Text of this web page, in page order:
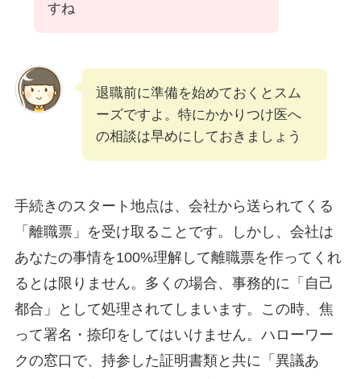
すね
退職前に準備を始めておくとスム
ーズですよ。特にかかりつけ医へ
の相談は早めにしておきましょう
手続きのスタート地点は、会社から送られてくる
「離職票」を受け取ることです。しかし、会社は
あなたの事情を100%理解して離職票を作ってくれ
るとは限りません。多くの場合、事務的に「自己
都合」として処理されてしまいます。この時、焦
って署名・捺印をしてはいけません。ハローワー
クの窓口で、持参した証明書類と共に「異議あ